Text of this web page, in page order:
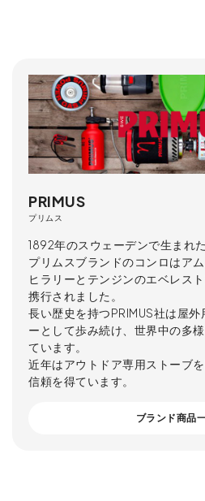
PRIMUS
プリムス
1892年のスウェーデンで生まれ
プリムスブランドのコンロはア
ヒラリーとテンジンのエベレス
携行されました。
長い歴史を持つPRIMUS社は屋
ーとして歩み続け、世界中の多
ています。
近年はアウトドア専用ストーブ
信頼を得ています。
ブランド商品